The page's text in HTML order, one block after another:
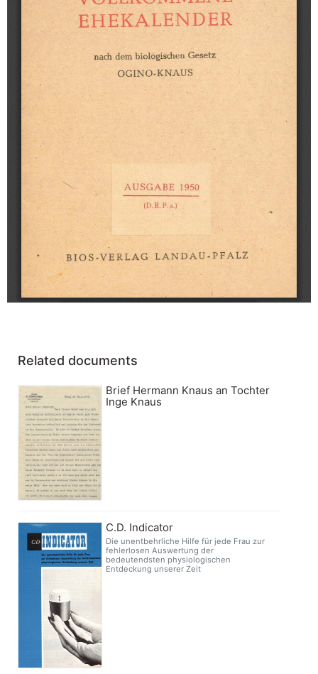
Related documents
Brief Hermann Knaus an Tochter
Inge Knaus
C.D. Indicator
Die unentbehrliche Hilfe für jede Frau zur
fehlerlosen Auswertung der
bedeutendsten physiologischen
Entdeckung unserer Zeit